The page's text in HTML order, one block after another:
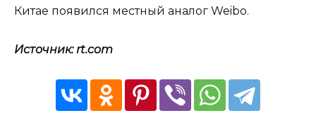
Китае появился местный аналог Weibo.
Источник: rt.com